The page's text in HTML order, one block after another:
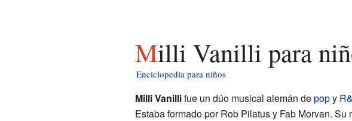
Milli Vanilli para
Enciclopedia para niños
Milli Vanillifue un dúo musical alemán depopy
Estaba formado por Rob Pilatus y Fab Morvan. Su